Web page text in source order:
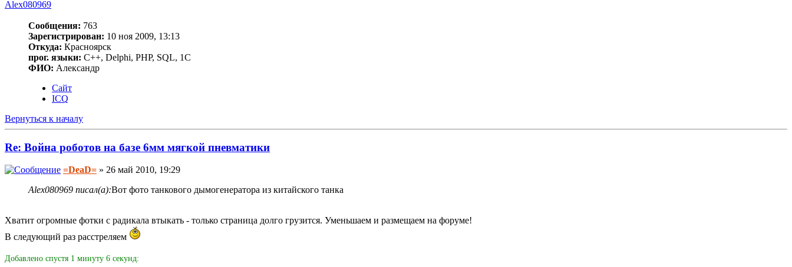
Alex080969
Сообщения: 763
Зарегистрирован: 10 ноя 2009, 13:13
Откуда: Красноярск
прог. языки: С++, Delphi, PHP, SQL, 1C
ФИО: Александр
Сайт
ICQ
Вернуться к началу
Re: Война роботов на базе 6мм мягкой пневматики
=DeaD= » 26 май 2010, 19:29
Alex080969 писал(а):Вот фото танкового дымогенератора из китайского танка
Хватит огромные фотки с радикала втыкать - только страница долго грузится. Уменьшаем и размещаем на форуме!
В следующий раз расстреляем
Добавлено спустя 1 минуту 6 секунд: